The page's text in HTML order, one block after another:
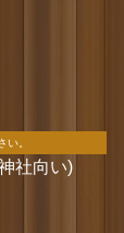
。
社向い)